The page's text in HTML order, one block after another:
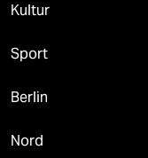
Kultur
Sport
Berlin
Nord